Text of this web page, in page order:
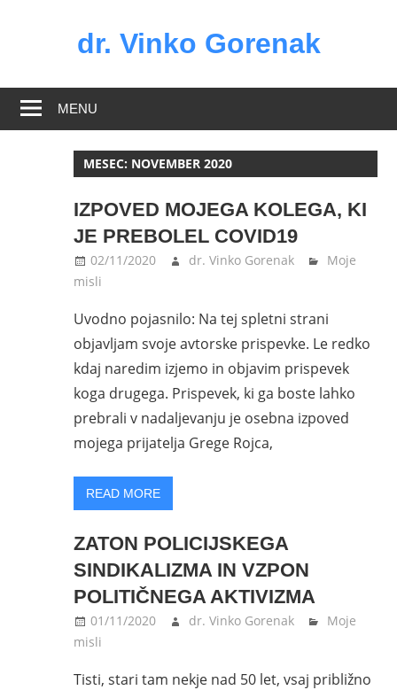
dr. Vinko Gorenak
poslanec
DZ
MENU
MESEC: NOVEMBER 2020
IZPOVED MOJEGA KOLEGA, KI
JE PREBOLEL COVID19
02/11/2020 dr. Vinko Gorenak
Moje
misli
Uvodno pojasnilo: Na tej spletni strani
objavljam svoje avtorske prispevke. Le redko
kdaj naredim izjemo in objavim prispevek
koga drugega. Prispevek, ki ga boste lahko
prebrali v nadaljevanju je osebna izpoved
mojega prijatelja Grege Rojca,
READ MORE
ZATON POLICIJSKEGA
SINDIKALIZMA IN VZPON
POLITIČNEGA AKTIVIZMA
01/11/2020 dr. Vinko Gorenak
Moje
misli
Tisti, stari tam nekje nad 50 let, vsaj približno